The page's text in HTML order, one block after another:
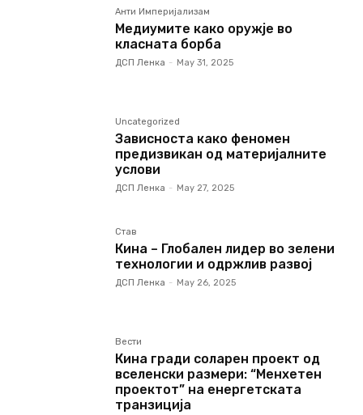
Анти Империјализам
Медиумите како оружје во
класната борба
ДСП Ленка - May 31, 2025
Uncategorized
Зависноста како феномен
предизвикан од материјалните
услови
ДСП Ленка - May 27, 2025
Став
Кина – Глобален лидер во зелени
технологии и одржлив развој
ДСП Ленка - May 26, 2025
Вести
Кина гради соларен проект од
вселенски размери: “Менхетен
проектот” на енергетската
транзиција